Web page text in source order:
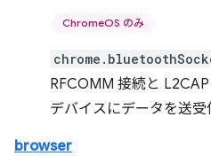
ChromeOS のみ
RFCOMM 接続と
デバイスにデータを送受
browser